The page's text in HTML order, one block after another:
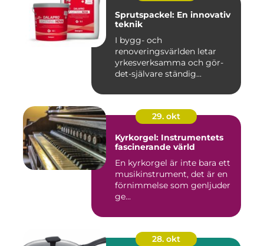
Sprutspackel: En innovativ
teknik
I bygg- och
renoveringsvärlden letar
yrkesverksamma och gör-
det-självare ständig...
29. okt
Kyrkorgel: Instrumentets
fascinerande värld
En kyrkorgel är inte bara ett
musikinstrument, det är en
förnimmelse som genljuder
ge...
28. okt